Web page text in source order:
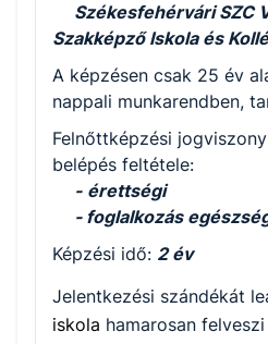
Székesfehérvári SZC
Szakképző Iskola és
A képzésen csak 25 év
nappali munkarendben,
Felnőttképzési
belépés feltétele:
- érettségi
- foglalkozás
Képzési idő: 2 év
Jelentkezési szándékát
iskola hamarosan